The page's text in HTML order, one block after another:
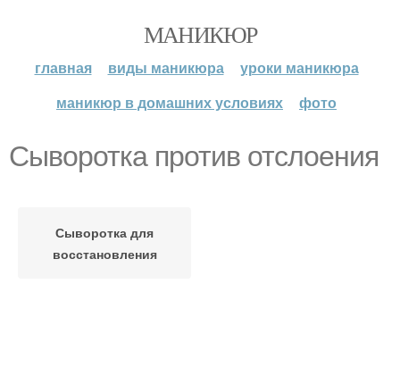
МАНИКЮР
главная виды маникюра
уроки маникюра
маникюр в домашних условиях
фото
Сыворотка против отслоения
Сыворотка для
восстановления